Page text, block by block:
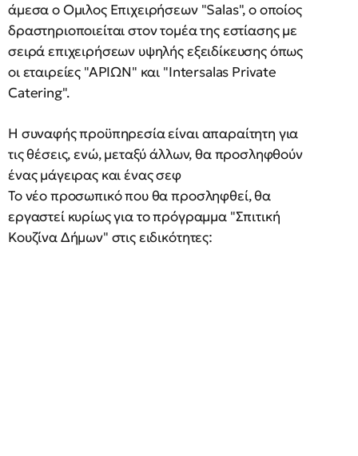
άμεσα ο Ομιλος Επιχειρήσεων "Salas", ο οποίος
δραστηριοποιείται στον τομέα της εστίασης με
σειρά επιχειρήσεων υψηλής εξειδίκευσης όπως
οι εταιρείες "ΑΡΙΩΝ" και "Intersalas Private
Catering".
Η συναφής προϋπηρεσία είναι απαραίτητη για
τις θέσεις, ενώ, μεταξύ άλλων, θα προσληφθούν
ένας μάγειρας και ένας σεφ
Το νέο προσωπικό που θα προσληφθεί, θα
εργαστεί κυρίως για το πρόγραμμα "Σπιτική
Κουζίνα Δήμων" στις ειδικότητες: